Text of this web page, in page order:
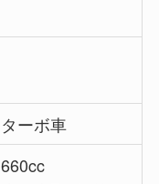
ターボ車
660cc